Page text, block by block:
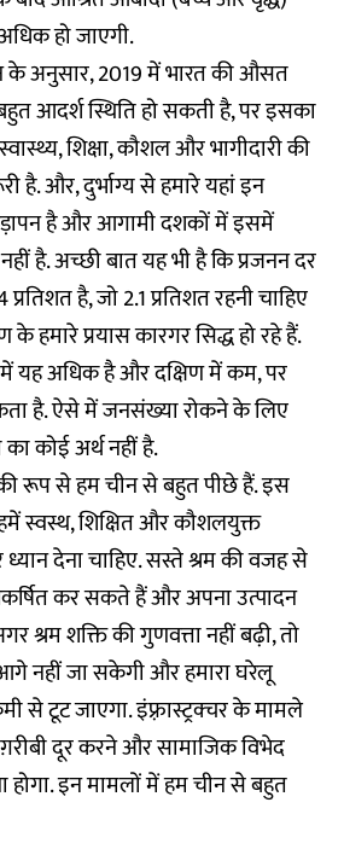
हो जाएगी.
के अनुसार, 2019 में भारत की औसत
आदर्श स्थिति हो सकती है, पर इसका
शिक्षा, कौशल और भागीदारी की
है. और, दुर्भाग्य से हमारे यहां इन
है और आगामी दशकों में इसमें
है. अच्छी बात यह भी है कि प्रजनन दर
है, जो 2.1 प्रतिशत रहनी चाहिए
के हमारे प्रयास कारगर सिद्ध हो रहे हैं.
में यह अधिक है और दक्षिण में कम, पर
है. ऐसे में जनसंख्या रोकने के लिए
कोई अर्थ नहीं है.
रूप से हम चीन से बहुत पीछे हैं. इस
स्वस्थ, शिक्षित और कौशलयुक्त
देना चाहिए. सस्ते श्रम की वजह से
कर सकते हैं और अपना उत्पादन
श्रम शक्ति की गुणवत्ता नहीं बढ़ी, तो
नहीं जा सकेगी और हमारा घरेलू
से टूट जाएगा. इंफ़्रास्ट्रक्चर के मामले
दूर करने और सामाजिक विभेद
होगा. इन मामलों में हम चीन से बहुत